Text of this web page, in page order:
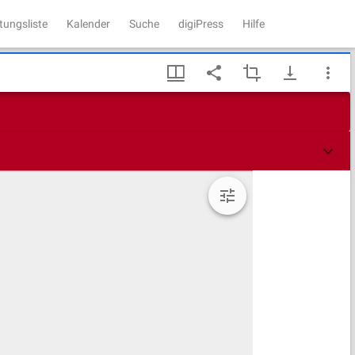
Kalender Suche digiPress Hilfe